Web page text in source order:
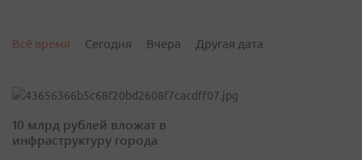
Всё время Сегодня Вчера Другая дата
10 млрд рублей вложат в
инфраструктуру города